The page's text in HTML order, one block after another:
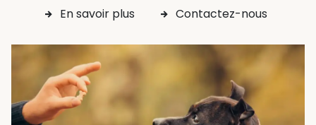
En savoir plus Contactez-nous